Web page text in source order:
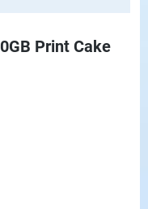
Print Cake